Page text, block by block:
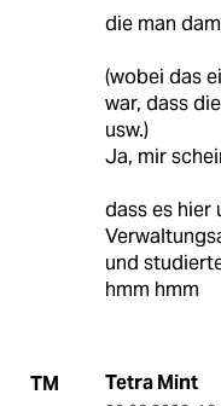
die man
(wobei das
war, dass
usw.)
Ja, mir
dass es hier
und
hmm hmm
TM Tetra Mint